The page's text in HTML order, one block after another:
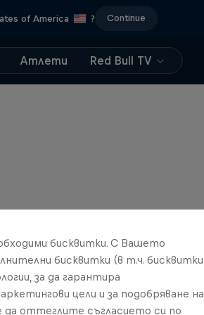
of America ? Continue
Атлети Red Bull TV
бисквитки. С Вашето
бисквитки (в т.ч. бисквитки
за да гарантира
цели и за подобряване на
оттеглите съгласието си по